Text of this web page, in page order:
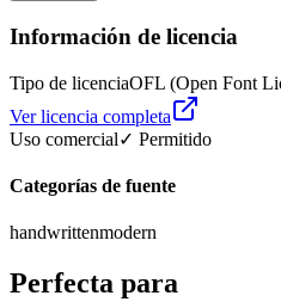
Información de licencia
Tipo de licenciaOFL (Open Font
Ver licencia completa
Uso comercial✓ Permitido
Categorías de fuente
handwrittenmodern
Perfecta para